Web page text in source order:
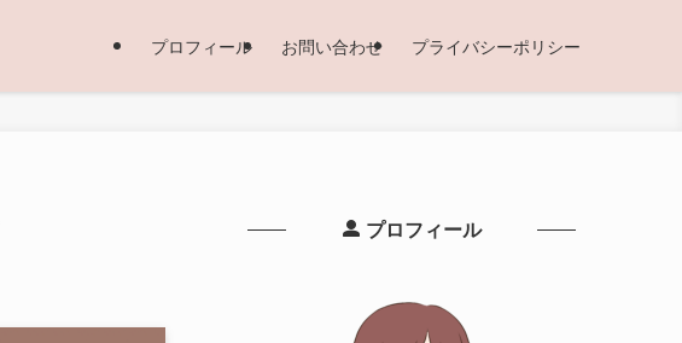
プロフィール お問い合わせ プライバシーポリシー
プロフィール